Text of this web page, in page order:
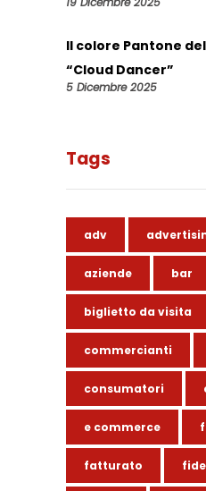
Il colore Pantone
“Cloud Dancer”
5 Dicembre 2025
Tags
adv
aziende bar
biglietto da visita
commercianti
consumatori
e commerce
fatturato